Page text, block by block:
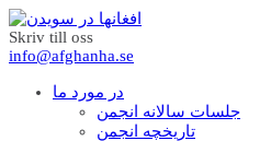
Skriv till oss
info@afghanha.se
در مورد ما
جلسات سالانه انجمن
تاریخچه انجمن